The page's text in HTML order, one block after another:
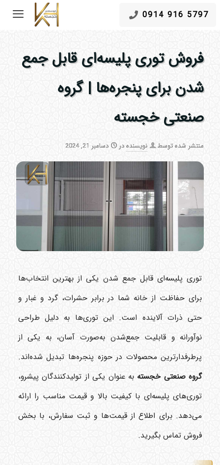
5797 916 0914
فروش توری پلیسه‌ای قابل جمع
شدن برای پنجره‌ها | گروه
صنعتی خجسته
منتشر شده توسط نویسندهدر دسامبر 21, 2024
توری پلیسه‌ای قابل جمع شدن یکی از بهترین انتخاب‌ها
برای حفاظت از خانه شما در برابر حشرات، گرد و غبار و
حتی ذرات آلاینده است. این توری‌ها به دلیل طراحی
نوآورانه و قابلیت جمع‌شدن به‌صورت آسان، به یکی از
پرطرفدارترین محصولات در حوزه پنجره‌ها تبدیل شده‌اند.
گروه صنعتی خجسته به عنوان یکی از تولیدکنندگان پیشرو،
توری‌های پلیسه‌ای با کیفیت بالا و قیمت مناسب را ارائه
می‌دهد. برای اطلاع از قیمت‌ها و ثبت سفارش، با بخش
فروش تماس بگیرید.